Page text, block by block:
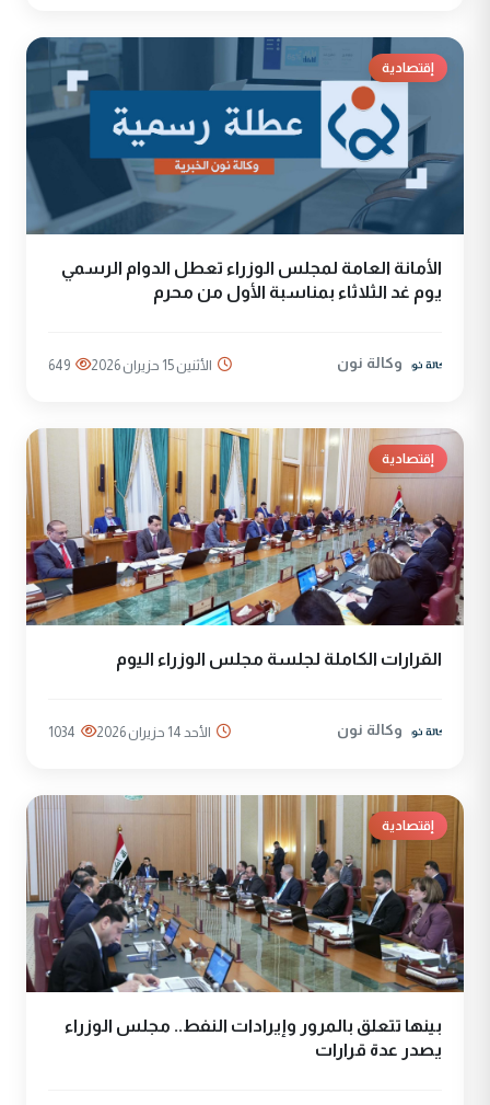
إقتصادية
الأمانة العامة لمجلس الوزراء تعطل الدوام الرسمي
يوم غد الثلاثاء بمناسبة الأول من محرم
وكالة نون الأثنين 15 حزيران 2026 649
إقتصادية
القرارات الكاملة لجلسة مجلس الوزراء اليوم
وكالة نون الأحد 14 حزيران 2026 1034
إقتصادية
بينها تتعلق بالمرور وإيرادات النفط.. مجلس الوزراء
يصدر عدة قرارات